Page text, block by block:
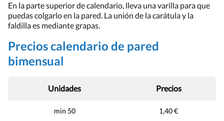
En la parte superior de calendario, lleva una varilla para que
puedas colgarlo en la pared. La unión de la carátula y la
faldilla es mediante grapas.
Precios calendario de pared
bimensual
Unidades Precios
min 50 1,40 €